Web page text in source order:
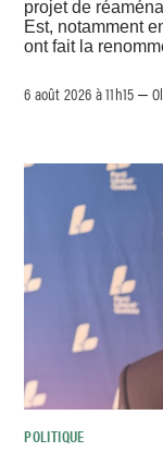
projet de
Est, notamment
ont fait la
6 août 2026 à 11h15 –
POLITIQUE